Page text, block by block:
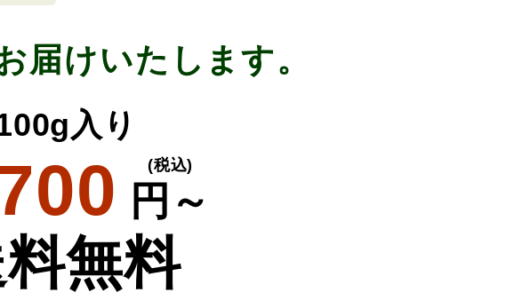
届けいたします。
入り
円～
(税込)
無料